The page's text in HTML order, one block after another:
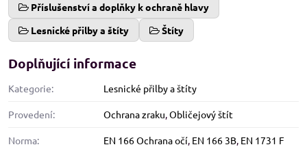
Příslušenství a doplňky k ochraně hlavy
Lesnické přilby a štíty
Štíty
Doplňující informace
Kategorie: Lesnické přilby a štíty
Provedení: Ochrana zraku,Obličejový štít
Norma: EN 166 Ochrana očí, EN 166 3B, EN 1731 F